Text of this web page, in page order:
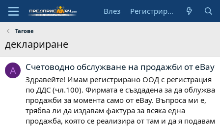
Влез Регистрирай се
Тагове
деклариране
A Счетоводно обслужване на продажби от eBay
Здравейте! Имам регистрирано ООД с регистрация
по ДДС (чл.100). Фирмата е създадена за да облужва
продажби за момента само от eBay. Въпроса ми е,
трябва ли да издавам фактура за всяка една
продажба, която се реализира от там и да я подавам